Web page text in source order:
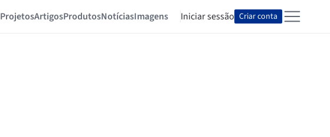
ProjetosArtigosProdutosNotíciasImagens Iniciar sessão Criar conta